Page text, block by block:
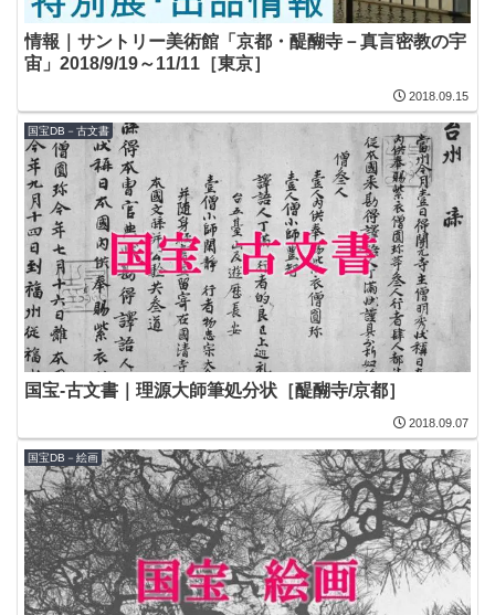
情報｜サントリー美術館「京都・醍醐寺－真言密教の宇
宙」2018/9/19～11/11［東京］
2018.09.15
国宝DB－古文書
国宝-古文書｜理源大師筆処分状［醍醐寺/京都］
2018.09.07
国宝DB－絵画